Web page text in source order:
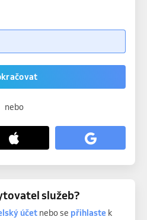
nebo
služeb?
účetnebo se přihlastek